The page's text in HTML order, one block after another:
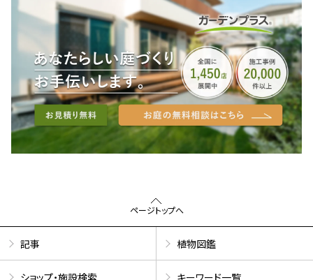
ページトップへ
記事 植物図鑑
ショップ・施設検索 キーワード一覧